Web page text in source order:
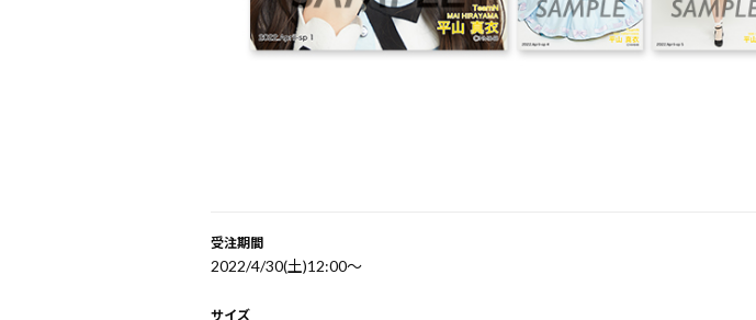
受注期間
2022/4/30(土)12:00〜
サイズ